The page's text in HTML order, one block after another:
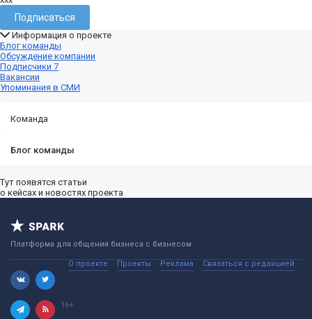
Подписаться
Информация о проекте
Блог команды
Обсуждение компании
Подписчики 7
Вакансии
Упоминания в СМИ
Команда
Блог команды
Тут появятся статьи
о кейсах и новостях проекта
Платформа для общения бизнеса с бизнесом
О проекте Проекты Реклама Связаться с редакцией
16+